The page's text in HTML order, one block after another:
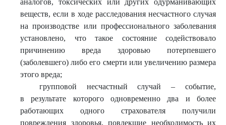
аналогов, токсических или других одурманивающих
веществ, если в ходе расследования несчастного случая
на производстве или профессионального заболевания
установлено, что такое состояние содействовало
причинению вреда здоровью потерпевшего
(заболевшего) либо его смерти или увеличению размера
этого вреда;
групповой несчастный случай – событие,
в результате которого одновременно два и более
работающих одного страхователя получили
повреждения здоровья, повлекшие необходимость их